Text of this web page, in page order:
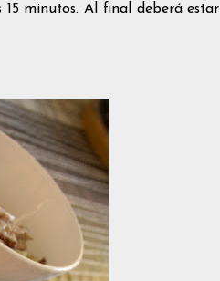
minutos. Al final deberá